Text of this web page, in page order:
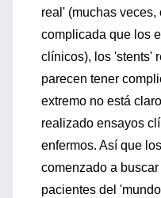
real' (muchas
complicada que los
clínicos), los 'stents'
parecen tener
extremo no está
realizado ensayos
enfermos. Así que
comenzado a
pacientes del